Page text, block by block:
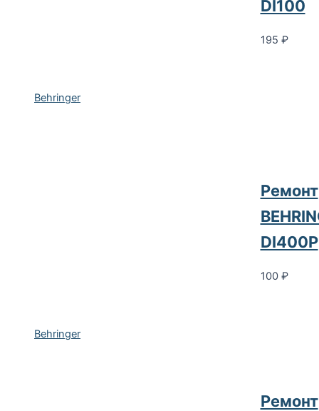
Behringer
DI100
195 ₽
Behringer
Ремонт
DI400P
100 ₽
Ремонт